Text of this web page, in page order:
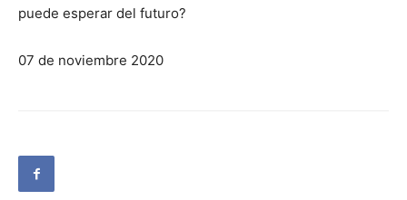
puede esperar del futuro?
07 de noviembre 2020